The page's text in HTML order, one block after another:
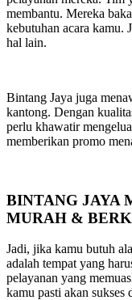
membantu. Mereka
kebutuhan acara kamu.
hal lain.
Bintang Jaya juga
kantong. Dengan
perlu khawatir
memberikan promo
BINTANG JAYA
MURAH &
Jadi, jika kamu butuh
adalah tempat yang
pelayanan yang
kamu pasti akan sukses